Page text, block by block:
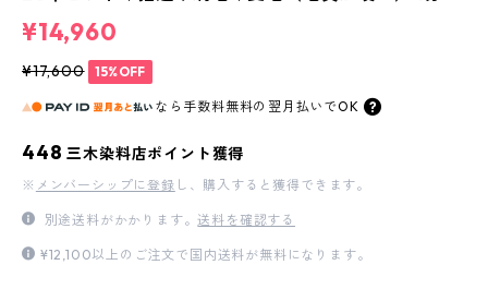
¥14,960
¥17,600 15%OFF
なら 手数料無料の 翌月払いでOK
448 三木染料店ポイント獲得
※ メンバーシップに登録 し、購入すると獲得できます。
別途送料がかかります。送料を確認する
¥12,100以上のご注文で国内送料が無料になります。